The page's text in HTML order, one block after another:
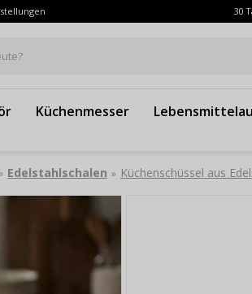
30
Küchenmesser
Edelstahlschalen » Küchenschüssel aus